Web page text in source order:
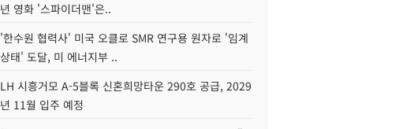
년 영화 '스파이더맨'은..
'한수원 협력사' 미국 오클로 SMR 연구용 원자로 '임계
상태' 도달, 미 에너지부 ..
LH 시흥거모 A-5블록 신혼희망타운 290호 공급, 2029
년 11월 입주 예정